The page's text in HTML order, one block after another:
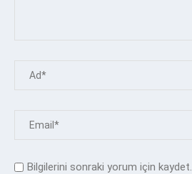
Bilgilerini sonraki yorum için kaydet.